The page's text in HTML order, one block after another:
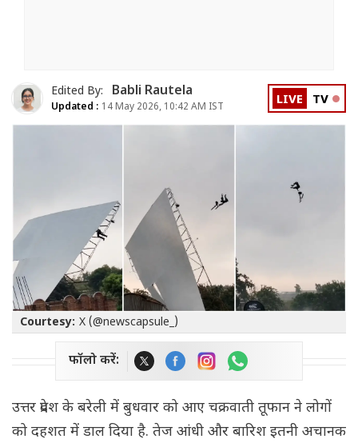
Edited By: Babli Rautela
Updated : 14 May 2026, 10:42 AM IST LIVE TV
Courtesy: X (@newscapsule_)
फॉलो करें:
उत्तर प्रदेश के बरेली में बुधवार को आए चक्रवाती तूफान ने लोगों
को दहशत में डाल दिया है. तेज आंधी और बारिश इतनी अचानक